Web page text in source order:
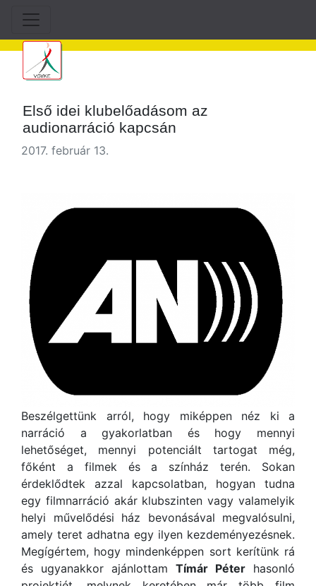
Első idei klubelőadásom az
audionarráció kapcsán
2017. február 13.
Beszélgettünk arról, hogy miképpen néz ki a
narráció a gyakorlatban és hogy mennyi
lehetőséget, mennyi potenciált tartogat még,
főként a filmek és a színház terén. Sokan
érdeklődtek azzal kapcsolatban, hogyan tudna
egy filmnarráció akár klubszinten vagy valamelyik
helyi művelődési ház bevonásával megvalósulni,
amely teret adhatna egy ilyen kezdeményezésnek.
Megígértem, hogy mindenképpen sort kerítünk rá
és ugyanakkor ajánlottam Tímár Péter hasonló